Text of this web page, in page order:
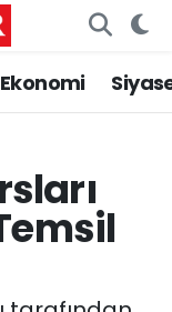
Ekonomi